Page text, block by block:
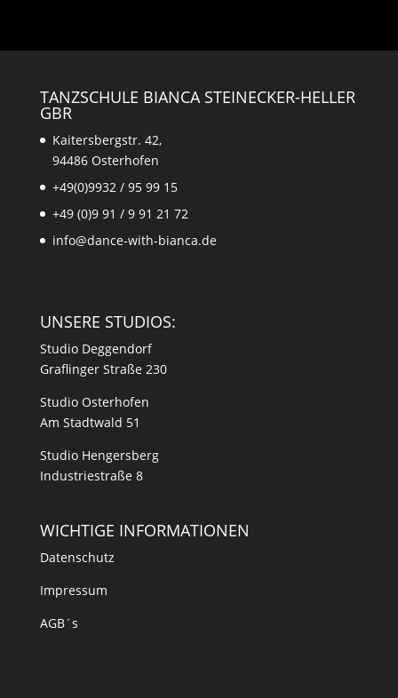
TANZSCHULE BIANCA STEINECKER-HELLER
GBR
Kaitersbergstr. 42,
94486 Osterhofen
+49(0)9932 / 95 99 15
+49 (0)9 91 / 9 91 21 72
info@dance-with-bianca.de
UNSERE STUDIOS:
Studio Deggendorf
Graflinger Straße 230
Studio Osterhofen
Am Stadtwald 51
Studio Hengersberg
Industriestraße 8
WICHTIGE INFORMATIONEN
Datenschutz
Impressum
AGB´s